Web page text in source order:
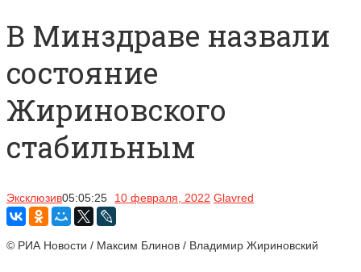
В Минздраве назвали
состояние
Жириновского
стабильным
Эксклюзив05:05:25 10 февраля, 2022 Glavred
© РИА Новости / Максим Блинов / Владимир Жириновский